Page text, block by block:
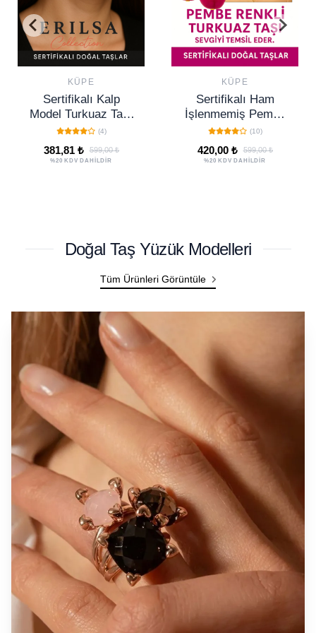
KÜPE
Sertifikalı Ham
İşlenmemiş Pembe
Turkuaz Taşı Küpe –
Sevgi, Huzur ve
Pozitif Enerji Taşı
(10)
420,00 ₺ 599,00 ₺
%20 KDV DAHİLDİR
KÜPE
Sertifikalı Kalp
Model Çöl Jasper
Taşı Küpe – Güç,
Denge ve Koruma
Taşı
(0)
420,00 ₺ 599,00 ₺
%20 KDV DAHİLDİR
Doğal Taş Yüzük Modelleri
Tüm Ürünleri Görüntüle